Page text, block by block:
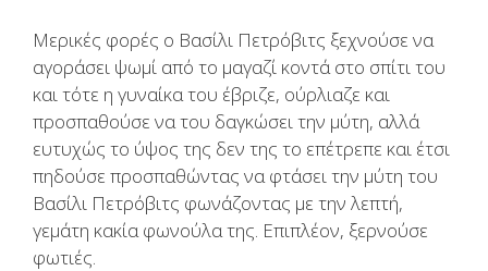
Μερικές φορές ο Βασίλι Πετρόβιτς ξεχνούσε να
αγοράσει ψωμί από το μαγαζί κοντά στο σπίτι του
και τότε η γυναίκα του έβριζε, ούρλιαζε και
προσπαθούσε να του δαγκώσει την μύτη, αλλά
ευτυχώς το ύψος της δεν της το επέτρεπε και έτσι
πηδούσε προσπαθώντας να φτάσει την μύτη του
Βασίλι Πετρόβιτς φωνάζοντας με την λεπτή,
γεμάτη κακία φωνούλα της. Επιπλέον, ξερνούσε
φωτιές.